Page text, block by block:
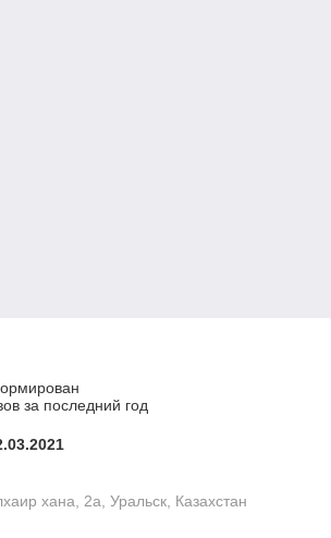
за последний год
хана, 2а, Уральск, Казахстан